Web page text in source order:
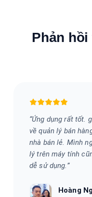
Phản
“Ứng dụng rất tốt.
về quản lý bán
nhà bán lẻ. Mình
lý trên máy tính
dễ sử dụng.”
Hoàng